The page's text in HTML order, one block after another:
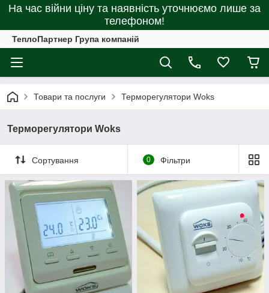
На час війни ціну та наявність уточнюємо лише за
телефоном!
ТеплоПартнер Група компаній
Товари та послуги Терморегулятори Woks
Терморегулятори Woks
Сортування 0 Фільтри